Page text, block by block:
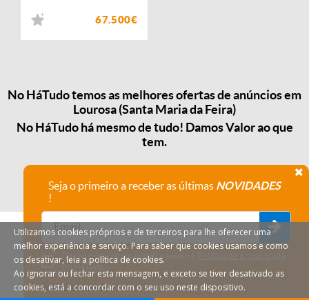
67.500€
No HáTudo temos as melhores ofertas de anúncios em
Lourosa (Santa Maria da Feira)
No HáTudo há mesmo de tudo! Damos Valor ao que
tem.
Seja o primeiro a receber as últimas NOVIDADES
!
Declaro que compreendi e aceito a Política de privacidade
do HáTudo.
Anular subscrição
Utilizamos cookies próprios e de terceiros para lhe oferecer uma
melhor experiência e serviço. Para saber que cookies usamos e como
os desativar, leia a política de cookies.
Ao ignorar ou fechar esta mensagem, e exceto se tiver desativado as
cookies, está a concordar com o seu uso neste dispositivo.